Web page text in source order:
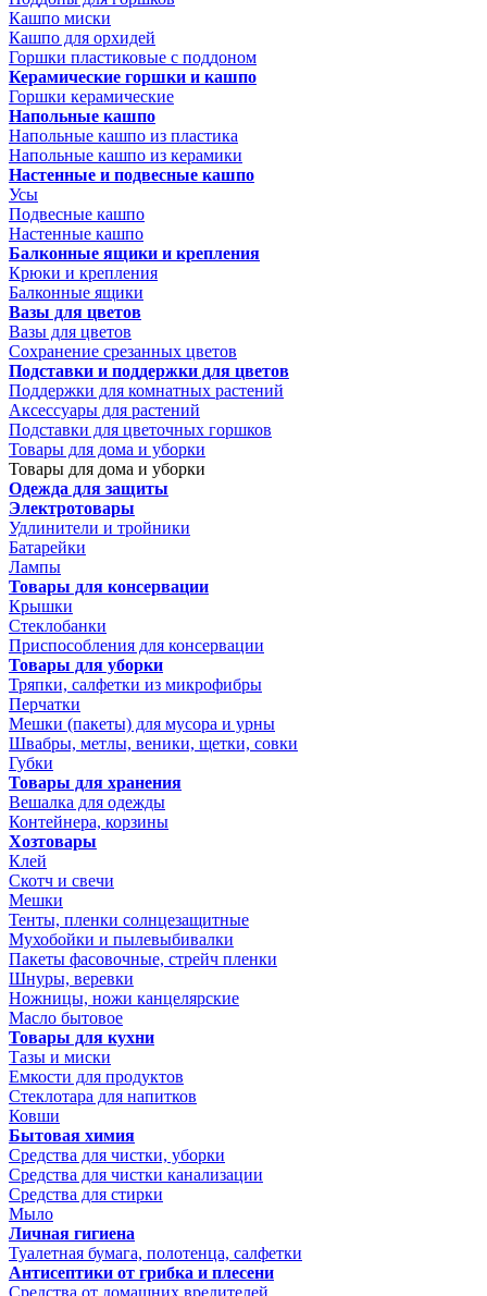
Кашпо миски
Кашпо для орхидей
Горшки пластиковые с поддоном
Керамические горшки и кашпо
Горшки керамические
Напольные кашпо
Напольные кашпо из пластика
Напольные кашпо из керамики
Настенные и подвесные кашпо
Усы
Подвесные кашпо
Настенные кашпо
Балконные ящики и крепления
Крюки и крепления
Балконные ящики
Вазы для цветов
Вазы для цветов
Сохранение срезанных цветов
Подставки и поддержки для цветов
Поддержки для комнатных растений
Аксессуары для растений
Подставки для цветочных горшков
Товары для дома и уборки
Товары для дома и уборки
Одежда для защиты
Электротовары
Удлинители и тройники
Батарейки
Лампы
Товары для консервации
Крышки
Стеклобанки
Приспособления для консервации
Товары для уборки
Тряпки, салфетки из микрофибры
Перчатки
Мешки (пакеты) для мусора и урны
Швабры, метлы, веники, щетки, совки
Губки
Товары для хранения
Вешалка для одежды
Контейнера, корзины
Хозтовары
Клей
Скотч и свечи
Мешки
Тенты, пленки солнцезащитные
Мухобойки и пылевыбивалки
Пакеты фасовочные, стрейч пленки
Шнуры, веревки
Ножницы, ножи канцелярские
Масло бытовое
Товары для кухни
Тазы и миски
Емкости для продуктов
Стеклотара для напитков
Ковши
Бытовая химия
Средства для чистки, уборки
Средства для чистки канализации
Средства для стирки
Мыло
Личная гигиена
Туалетная бумага, полотенца, салфетки
Антисептики от грибка и плесени
Средства от домашних вредителей